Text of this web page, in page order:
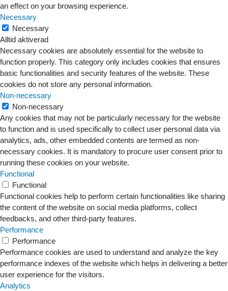
an effect on your browsing experience.
Necessary
Necessary
Alltid aktiverad
Necessary cookies are absolutely essential for the website to
function properly. This category only includes cookies that ensures
basic functionalities and security features of the website. These
cookies do not store any personal information.
Non-necessary
Non-necessary
Any cookies that may not be particularly necessary for the website
to function and is used specifically to collect user personal data via
analytics, ads, other embedded contents are termed as non-
necessary cookies. It is mandatory to procure user consent prior to
running these cookies on your website.
Functional
Functional
Functional cookies help to perform certain functionalities like sharing
the content of the website on social media platforms, collect
feedbacks, and other third-party features.
Performance
Performance
Performance cookies are used to understand and analyze the key
performance indexes of the website which helps in delivering a better
user experience for the visitors.
Analytics